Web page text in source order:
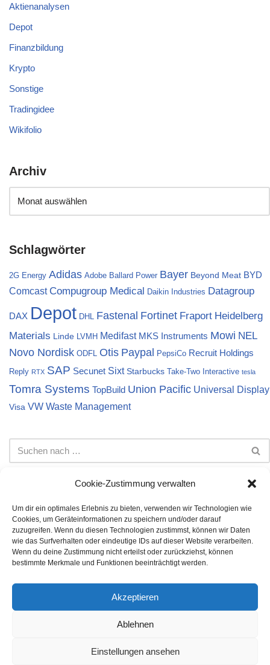
Cookie-Zustimmung verwalten
Um dir ein optimales Erlebnis zu bieten, verwenden wir Technologien wie
Cookies, um Geräteinformationen zu speichern und/oder darauf
zuzugreifen. Wenn du diesen Technologien zustimmst, können wir Daten
wie das Surfverhalten oder eindeutige IDs auf dieser Website verarbeiten.
Wenn du deine Zustimmung nicht erteilst oder zurückziehst, können
bestimmte Merkmale und Funktionen beeinträchtigt werden.
Akzeptieren
Ablehnen
Einstellungen ansehen
Aktienanalysen
Depot
Finanzbildung
Krypto
Sonstige
Tradingidee
Wikifolio
Archiv
Schlagwörter
2G Energy Adidas Adobe Ballard Power Bayer Beyond Meat BYD
Comcast Compugroup Medical Daikin Industries Datagroup
DAX Depot DHL Fastenal Fortinet Fraport Heidelberg
Materials Linde LVMH Medifast MKS Instruments Mowi NEL
Novo Nordisk ODFL Otis Paypal PepsiCo Recruit Holdings
Reply RTX SAP Secunet Sixt Starbucks Take-Two Interactive tesla
Tomra Systems TopBuild Union Pacific Universal Display
Visa VW Waste Management
Impressum Datenschutz Cookie-Richtlinie (EU)
Die auf dieser Webseite dargestellten Informationen stellen
keine Anlageberatung dar. Bei den Inhalten handelt es sich
auf Vollständigkeit, Richtigkeit und Korrektheit der angegebenen
Wertpapiere unterliegen Risiken, die jeder individuell für sich
keine Haftung übernommen.